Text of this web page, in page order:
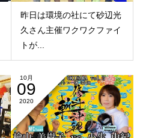
昨日は環境の社にて砂辺光
久さん主催ワクワクファイ
トが...
10月
09
2020